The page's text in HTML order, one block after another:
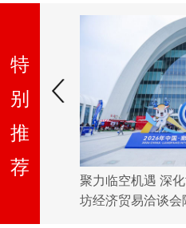
特
别
推
荐
有可
聚力临空机遇 深
坊经济贸易洽谈会